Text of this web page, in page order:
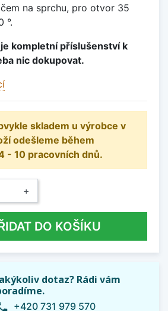
na sprchu, pro otvor 35
°.
kompletní příslušenství k
nic dokupovat.
skladem u výrobce v
odešleme během
- 10 pracovních dnů.
+
DO KOŠÍKU
dotaz? Rádi vám
+420 731 979 570